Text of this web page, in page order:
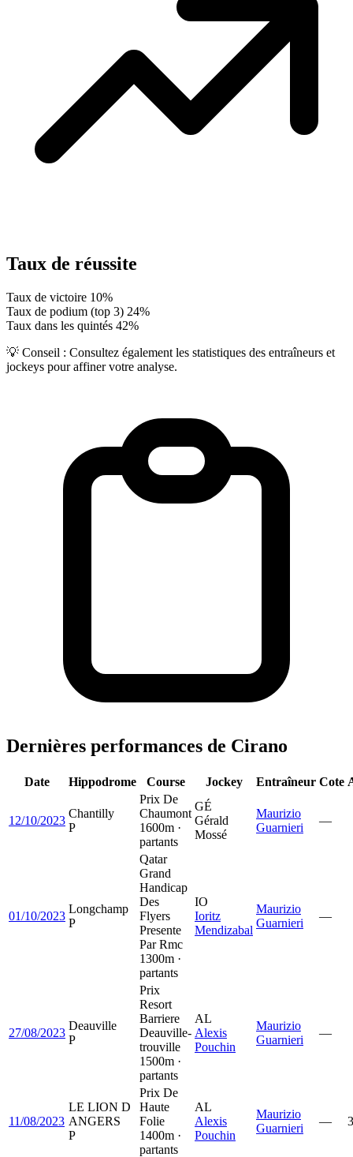
Taux de réussite
Taux de victoire 10%
Taux de podium (top 3) 24%
Taux dans les quintés 42%
💡 Conseil : Consultez également les statistiques des entraîneurs et
jockeys pour affiner votre analyse.
Dernières performances de Cirano
Date Hippodrome Course Jockey Entraîneur Cote
12/10/2023
Chantilly
P
Prix De
Chaumont
1600m ·
partants
GÉ
Gérald
Mossé
Maurizio
Guarnieri
—
01/10/2023
Longchamp
P
Qatar
Grand
Handicap
Des
Flyers
Presente
Par Rmc
1300m ·
partants
IO
Ioritz
Mendizabal
Maurizio
Guarnieri
—
27/08/2023
Deauville
P
Prix
Resort
Barriere
Deauville-
trouville
1500m ·
partants
AL
Alexis
Pouchin
Maurizio
Guarnieri
—
11/08/2023
LE LION D
ANGERS
P
Prix De
Haute
Folie
1400m ·
partants
AL
Alexis
Pouchin
Maurizio
Guarnieri
— 3